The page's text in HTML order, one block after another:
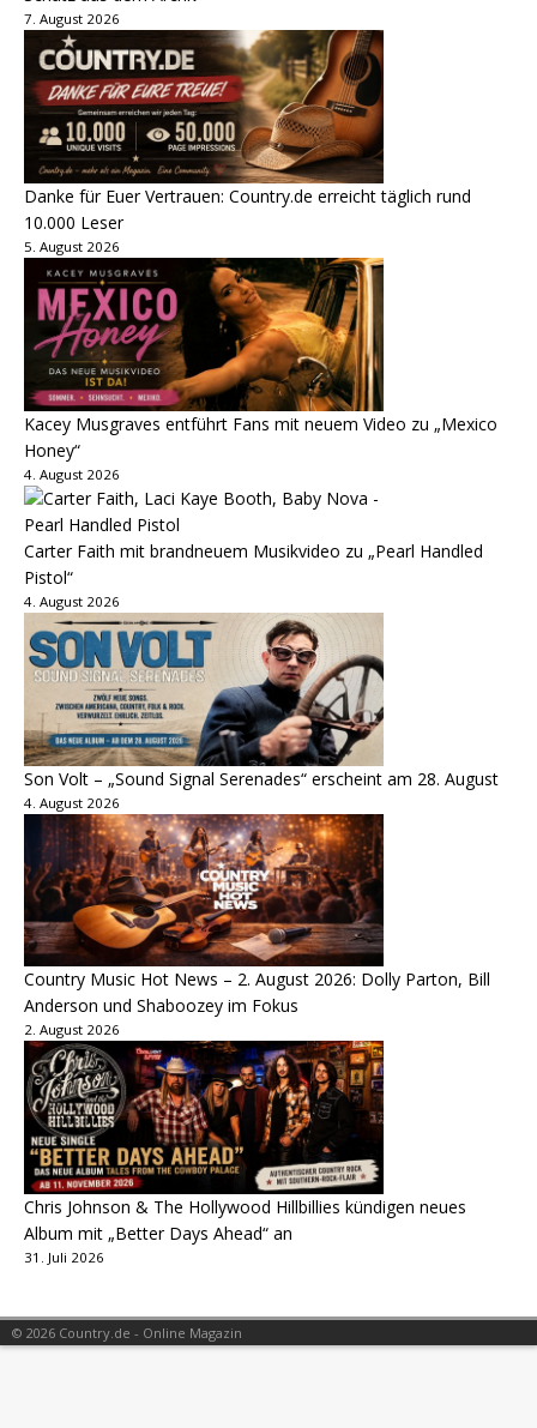
7. August 2026
Danke für Euer Vertrauen: Country.de erreicht täglich rund
10.000 Leser
5. August 2026
Kacey Musgraves entführt Fans mit neuem Video zu „Mexico
Honey“
4. August 2026
Carter Faith mit brandneuem Musikvideo zu „Pearl Handled
Pistol“
4. August 2026
Son Volt – „Sound Signal Serenades“ erscheint am 28. August
4. August 2026
Country Music Hot News – 2. August 2026: Dolly Parton, Bill
Anderson und Shaboozey im Fokus
2. August 2026
Chris Johnson & The Hollywood Hillbillies kündigen neues
Album mit „Better Days Ahead“ an
31. Juli 2026
© 2026 Country.de - Online Magazin